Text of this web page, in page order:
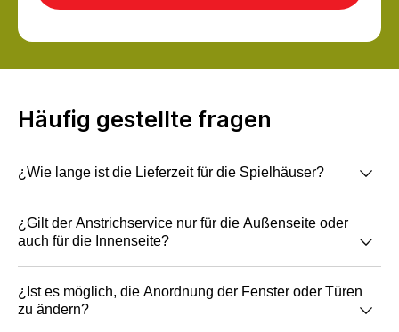
Häufig gestellte fragen
¿Wie lange ist die Lieferzeit für die Spielhäuser?
Die Lieferzeit beträgt 10 Arbeitstage ab
Auftragsbestätigung und Bezahlung.
¿Gilt der Anstrichservice nur für die Außenseite oder
auch für die Innenseite?
Wir streichen im Tauchverfahren, d. h. die Farbe
der Außen- und Innenseite ist dieselbe, dadurch
¿Ist es möglich, die Anordnung der Fenster oder Türen
zu ändern?